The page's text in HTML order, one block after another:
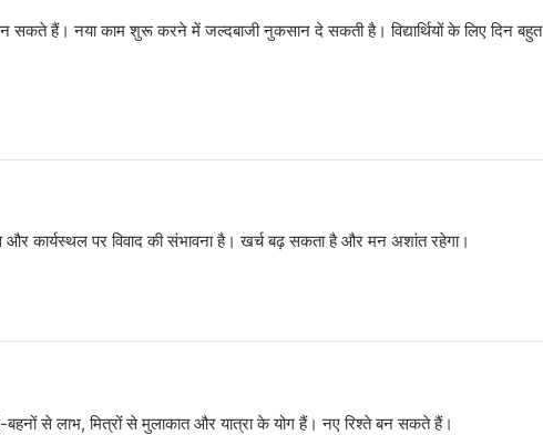
सकते हैं। नया काम शुरू करने में जल्दबाजी नुकसान दे सकती है। विद्यार्थियों के लिए दिन बहुत
और कार्यस्थल पर विवाद की संभावना है। खर्च बढ़ सकता है और मन अशांत रहेगा।
बहनों से लाभ, मित्रों से मुलाकात और यात्रा के योग हैं। नए रिश्ते बन सकते हैं।